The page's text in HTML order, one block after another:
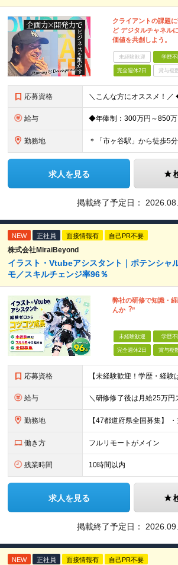
クライアントの課題
ど デジタルチャネル
価値を共創しよう。
未経験歓迎 学歴不
完全週休2日 賞与複
応募資格
給与
勤務地
求人を見る
掲載終了予定日：
NEW 正社員 面接情報有 自己PR不要
株式会社MiraiBeyond
イラスト・Vtubeアシスタント｜ポテンシャ
モ／スキルチェンジ率96％
弊社の研修で知識・
んか︖”
未経験歓迎 学歴不
完全週休2日 賞与複
応募資格
給与
勤務地
働き方 フルリモートがメイン
残業時間 10時間以内
求人を見る
掲載終了予定日：
NEW 正社員 面接情報有 自己PR不要